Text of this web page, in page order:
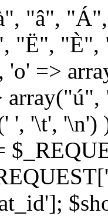
"â",
"Ë",
=>
', '\t',